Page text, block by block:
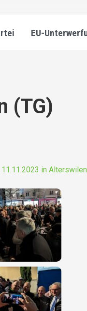
EU-
(TG)
in Alterswilen